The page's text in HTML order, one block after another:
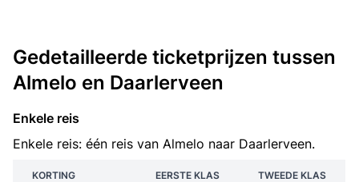
Gedetailleerde ticketprijzen tussen
Almelo en Daarlerveen
Enkele reis
Enkele reis: één reis van Almelo naar Daarlerveen.
KORTING EERSTE KLAS TWEEDE KLAS